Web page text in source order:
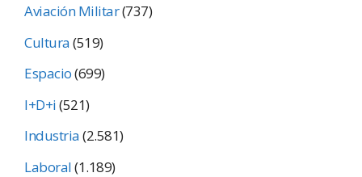
Aviación Militar(737)
Cultura(519)
Espacio(699)
I+D+i(521)
Industria(2.581)
Laboral(1.189)